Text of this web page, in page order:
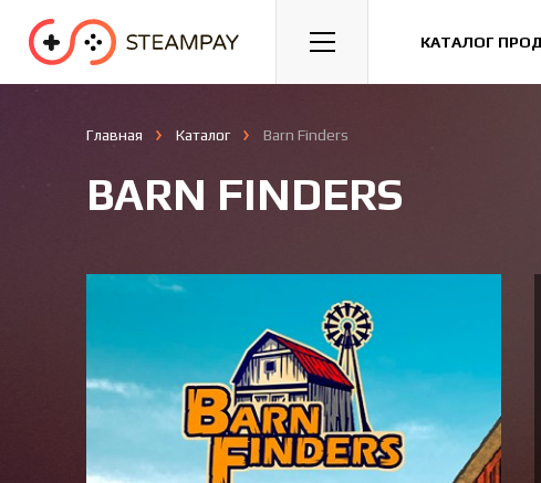
КАТАЛОГ
Спорт Гонки Казуальные
Главная Каталог Barn Finders
BARN FINDERS